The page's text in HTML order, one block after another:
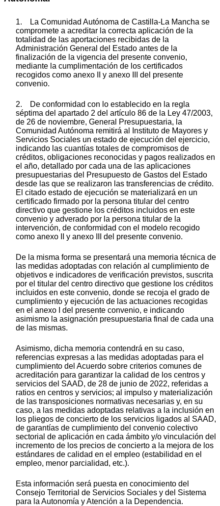
1. La Comunidad Autónoma de Castilla-La Mancha se
compromete a acreditar la correcta aplicación de la
totalidad de las aportaciones recibidas de la
Administración General del Estado antes de la
finalización de la vigencia del presente convenio,
mediante la cumplimentación de los certificados
recogidos como anexo II y anexo III del presente
convenio.
2. De conformidad con lo establecido en la regla
séptima del apartado 2 del artículo 86 de la Ley 47/2003,
de 26 de noviembre, General Presupuestaria, la
Comunidad Autónoma remitirá al Instituto de Mayores y
Servicios Sociales un estado de ejecución del ejercicio,
indicando las cuantías totales de compromisos de
créditos, obligaciones reconocidas y pagos realizados en
el año, detallado por cada una de las aplicaciones
presupuestarias del Presupuesto de Gastos del Estado
desde las que se realizaron las transferencias de crédito.
El citado estado de ejecución se materializará en un
certificado firmado por la persona titular del centro
directivo que gestione los créditos incluidos en este
convenio y adverado por la persona titular de la
intervención, de conformidad con el modelo recogido
como anexo II y anexo III del presente convenio.
De la misma forma se presentará una memoria técnica de
las medidas adoptadas con relación al cumplimiento de
objetivos e indicadores de verificación previstos, suscrita
por el titular del centro directivo que gestione los créditos
incluidos en este convenio, donde se recoja el grado de
cumplimiento y ejecución de las actuaciones recogidas
en el anexo I del presente convenio, e indicando
asimismo la asignación presupuestaria final de cada una
de las mismas.
Asimismo, dicha memoria contendrá en su caso,
referencias expresas a las medidas adoptadas para el
cumplimiento del Acuerdo sobre criterios comunes de
acreditación para garantizar la calidad de los centros y
servicios del SAAD, de 28 de junio de 2022, referidas a
ratios en centros y servicios; al impulso y materialización
de las transposiciones normativas necesarias y, en su
caso, a las medidas adoptadas relativas a la inclusión en
los pliegos de concierto de los servicios ligados al SAAD,
de garantías de cumplimiento del convenio colectivo
sectorial de aplicación en cada ámbito y/o vinculación del
incremento de los precios de concierto a la mejora de los
estándares de calidad en el empleo (estabilidad en el
empleo, menor parcialidad, etc.).
Esta información será puesta en conocimiento del
Consejo Territorial de Servicios Sociales y del Sistema
para la Autonomía y Atención a la Dependencia.